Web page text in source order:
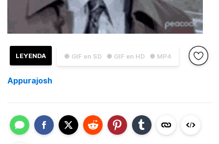
● GIF en SD ● GIF en HD ● MP4
LEYENDA
Appurajosh